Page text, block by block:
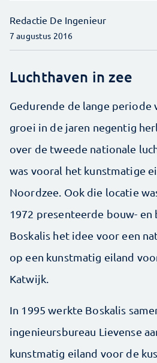
Redactie De Ingenieur
7 augustus 2016
Luchthaven in zee
Gedurende de lange periode
groei in de jaren negentig
over de tweede nationale
was vooral het kunstmatige
Noordzee. Ook die locatie
1972 presenteerde bouw-
Boskalis het idee voor een
op een kunstmatig eiland
Katwijk.
In 1995 werkte Boskalis
ingenieursbureau Lievense
kunstmatig eiland voor de